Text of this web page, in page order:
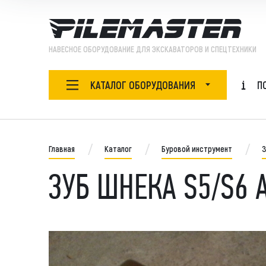
НАВЕСНОЕ ОБОРУДОВАНИЕ ДЛЯ ЭКСКАВАТОРОВ И СПЕЦТЕХНИКИ
КАТАЛОГ ОБОРУДОВАНИЯ
БУРОВОЙ ИНСТРУМЕНТ
ЗАПЧАСТИ
СПЕЦТЕХНИКА
Главная Каталог Буровой инструмент
ЗУБ ШНЕКА S5/S6